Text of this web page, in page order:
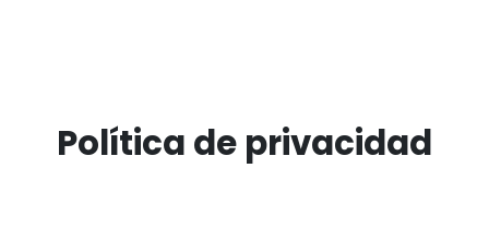
Política de privacidad